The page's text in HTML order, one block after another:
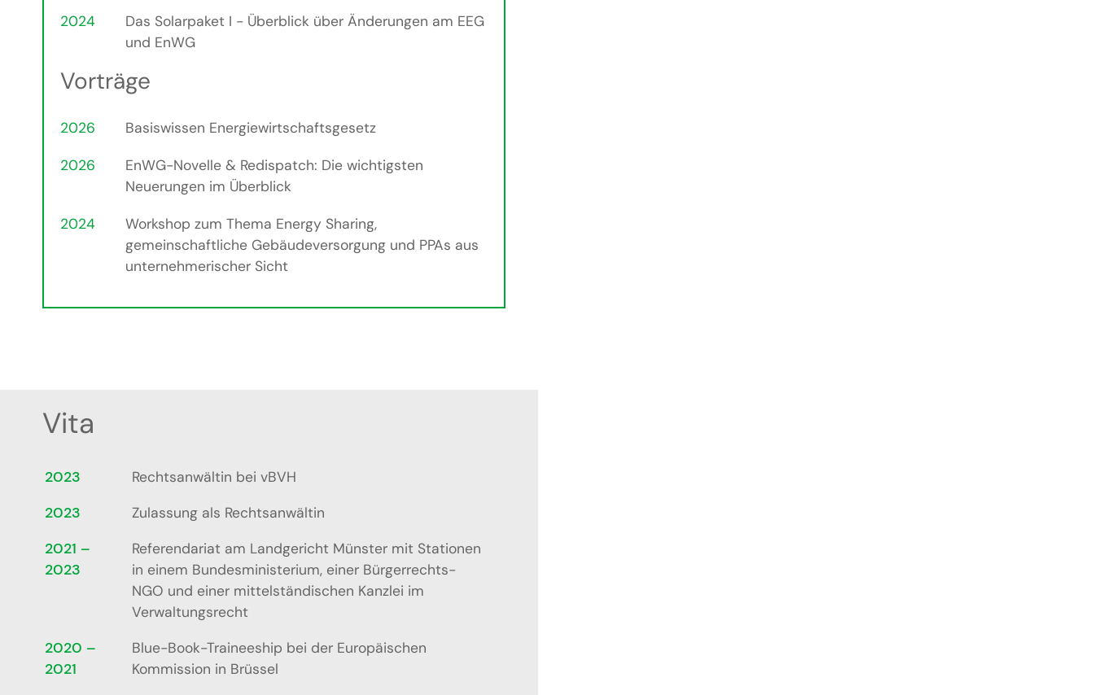
2024
Das Solarpaket I - Überblick über Änderungen am EEG
und EnWG
Vorträge
2026 Basiswissen Energiewirtschaftsgesetz
2026
EnWG-Novelle & Redispatch: Die wichtigsten
Neuerungen im Überblick
2024
Workshop zum Thema Energy Sharing,
gemeinschaftliche Gebäudeversorgung und PPAs aus
unternehmerischer Sicht
Vita
2023
Rechtsanwältin bei vBVH
2023
Zulassung als Rechtsanwältin
2021 –
2023
Referendariat am Landgericht Münster mit Stationen
in einem Bundesministerium, einer Bürgerrechts-
NGO und einer mittelständischen Kanzlei im
Verwaltungsrecht
2020 –
2021
Blue-Book-Traineeship bei der Europäischen
Kommission in Brüssel